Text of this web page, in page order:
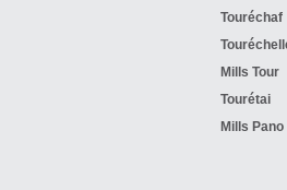
Touréchaf
Mills Tour
Tourétai
Mills Pano